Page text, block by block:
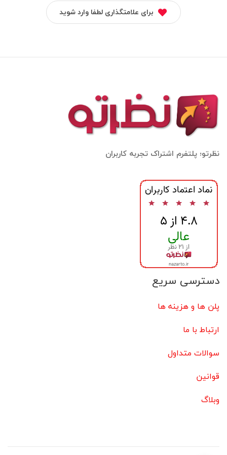
برای علامتگذاری لطفا وارد شوید
نظرتو؛ پلتفرم اشتراک تجربه کاربران
دسترسی سریع
پلن ها و هزینه ها
ارتباط با ما
سوالات متداول
قوانین
وبلاگ